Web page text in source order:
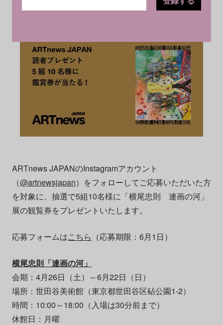
す。ぜひご応募ください。
ARTnews JAPANのInstagramアカウント
（@artnewsjapan）をフォローしてご応募いただいた方
を対象に、抽選で5組10名様に「横尾忠則 連画の河」
展の観覧券をプレゼントいたします。
応募フォームはこちら （応募期限：6月1日）
横尾忠則「連画の河」
会期：4月26日（土）～6月22日（日）
場所：世田谷美術館（東京都世田谷区砧公園1-2）
時間：10:00～18:00（入場は30分前まで）
休館日：月曜